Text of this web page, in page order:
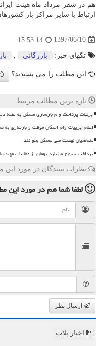
هم در سفر مرداد ماه هیئت
ارتباط با سایر مراكز بار
1397/06/10
15:53:14
تگهای خبر: بازرگانی
این مطلب را می پسندید؟
تازه ترین مطالب مرتبط
جزئیات پرداخت وام بازسازی مسکن به لطمه
اعلام جزییات وام اسکان موقت و بازسازی
متقاضیان نهضت ملی مسکن بخوانند
پرداخت ۲۷۰۰ میلیارد تومان از مطالبات مهندسان مشاور راه و راه آهن
نظرات بینندگان در مورد
لطفا شما همدر مورد این
ارسال نظر
اخبار پلات